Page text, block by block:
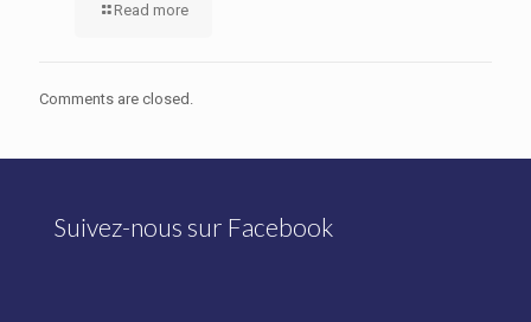
Read more
Comments are closed.
Suivez-nous sur Facebook